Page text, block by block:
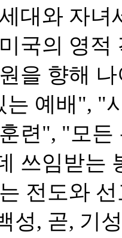
대와 자
국의 영
을 향해
는 예배", "
련", "모
쓰임받는
전도와
성, 곧, 기